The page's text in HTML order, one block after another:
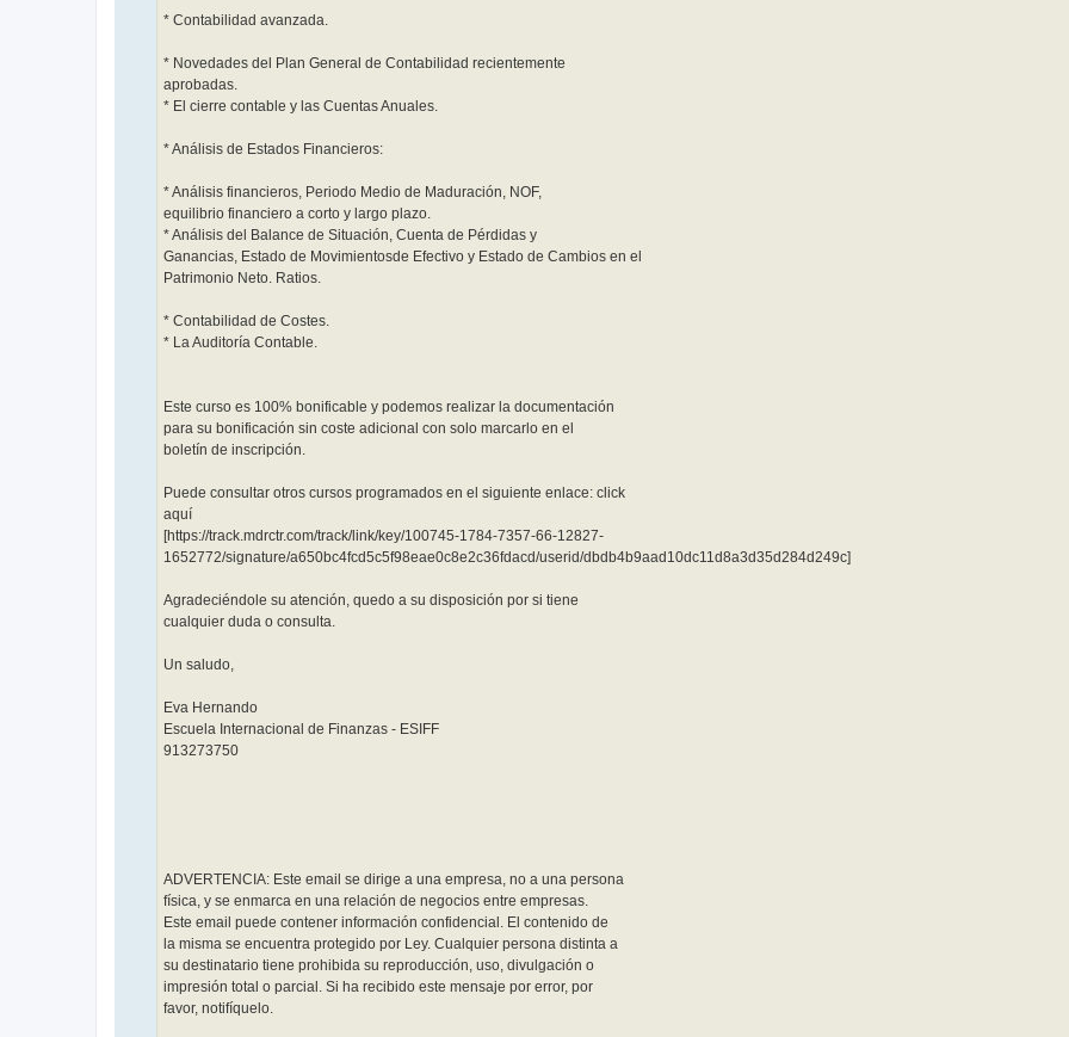
* Contabilidad avanzada.
* Novedades del Plan General de Contabilidad recientemente
aprobadas.
* El cierre contable y las Cuentas Anuales.
* Análisis de Estados Financieros:
* Análisis financieros, Periodo Medio de Maduración, NOF,
equilibrio financiero a corto y largo plazo.
* Análisis del Balance de Situación, Cuenta de Pérdidas y
Ganancias, Estado de Movimientosde Efectivo y Estado de Cambios en el
Patrimonio Neto. Ratios.
* Contabilidad de Costes.
* La Auditoría Contable.
Este curso es 100% bonificable y podemos realizar la documentación
para su bonificación sin coste adicional con solo marcarlo en el
boletín de inscripción.
Puede consultar otros cursos programados en el siguiente enlace: click
aquí
[https://track.mdrctr.com/track/link/key/100745-1784-7357-66-12827-
1652772/signature/a650bc4fcd5c5f98eae0c8e2c36fdacd/userid/dbdb4b9aad10dc11d8a3d35d284d249c]
Agradeciéndole su atención, quedo a su disposición por si tiene
cualquier duda o consulta.
Un saludo,
Eva Hernando
Escuela Internacional de Finanzas - ESIFF
913273750
ADVERTENCIA: Este email se dirige a una empresa, no a una persona
física, y se enmarca en una relación de negocios entre empresas.
Este email puede contener información confidencial. El contenido de
la misma se encuentra protegido por Ley. Cualquier persona distinta a
su destinatario tiene prohibida su reproducción, uso, divulgación o
impresión total o parcial. Si ha recibido este mensaje por error, por
favor, notifíquelo.